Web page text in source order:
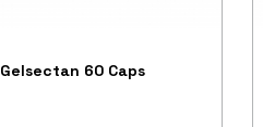
Gelsectan 60 Caps